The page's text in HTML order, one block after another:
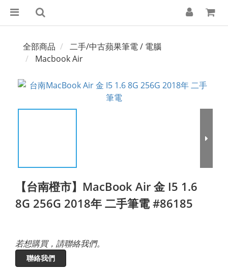
全部商品
二手/中古蘋果筆電 / 電腦
Macbook Air
【台南橙市】MacBook Air 金 I5 1.6
8G 256G 2018年 二手筆電 #86185
若想購買，請聯絡我們。
聯絡我們